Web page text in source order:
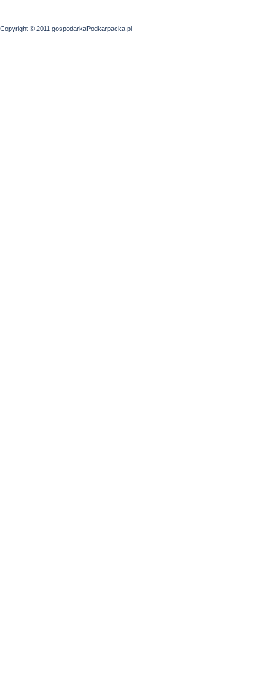
Copyright © 2011 gospodarkaPodkarpacka.pl